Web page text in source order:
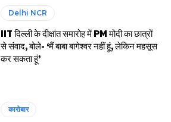
Delhi NCR
IIT दिल्ली के दीक्षांत समारोह में PM मोदी का छात्रों
से संवाद, बोले- ‘मैं बाबा बागेश्वर नहीं हूं, लेकिन महसूस
कर सकता हूं’
कारोबार